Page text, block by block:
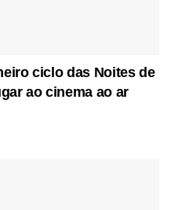
ciclo das Noites de
ao cinema ao ar